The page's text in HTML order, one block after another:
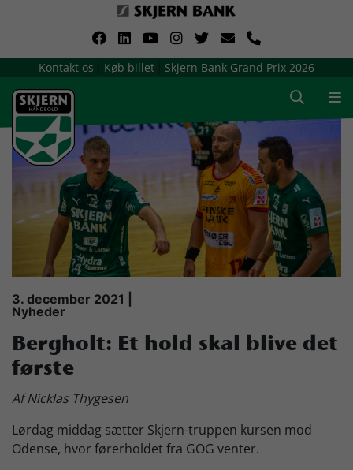
Kontakt os Køb billet Skjern Bank Grand Prix 2026
Om Skjern Håndbold
Ligatruppen
Sponsorer
Billetsalg / sæsonkort
Presse
Samarbejdsklubber
Nyhedsbrev
3. december 2021 |
Nyheder
Bergholt: Et hold skal blive det
første
Af Nicklas Thygesen
Lørdag middag sætter Skjern-truppen kursen mod
Odense, hvor førerholdet fra GOG venter.